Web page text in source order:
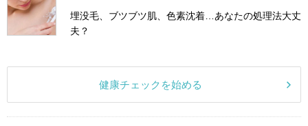
埋没毛、ブツブツ肌、色素沈着…あなたの処理法大丈
夫？
健康チェックを始める